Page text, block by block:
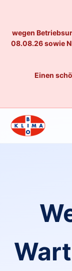
wegen
08.08.26 sowie
Einen